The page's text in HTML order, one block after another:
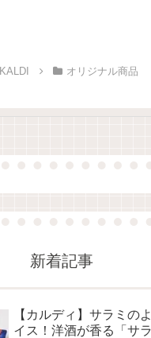
KALDI オリジナル商品
新着記事
【カルディ】サラミの
イス！洋酒が香る「サ